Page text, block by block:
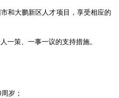
和大鹏新区人才项目，享受相应的
一策、一事一议的支持措施。
岁；